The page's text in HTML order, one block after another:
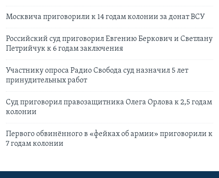
Москвича приговорили к 14 годам колонии за донат ВСУ
Российский суд приговорил Евгению Беркович и Светлану
Петрийчук к 6 годам заключения
Участнику опроса Радио Свобода суд назначил 5 лет
принудительных работ
Суд приговорил правозащитника Олега Орлова к 2,5 годам
колонии
Первого обвинённого в «фейках об армии» приговорили к
7 годам колонии